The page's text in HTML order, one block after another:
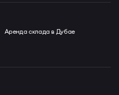
Аренда склада в Дубае